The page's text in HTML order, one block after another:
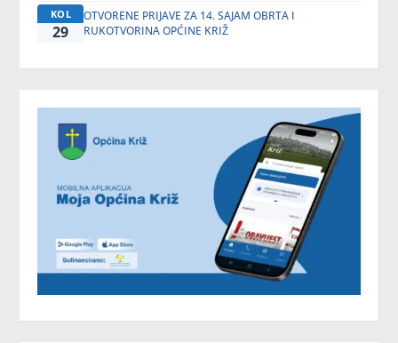
KOL
29
OTVORENE PRIJAVE ZA 14. SAJAM OBRTA I
RUKOTVORINA OPĆINE KRIŽ